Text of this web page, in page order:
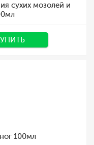
сухих мозолей и
100мл